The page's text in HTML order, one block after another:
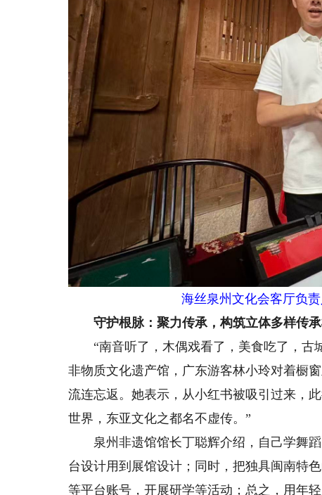
海丝泉州文化会客厅负责
守护根脉：聚力传承，构筑立体多样传
“南音听了，木偶戏看了，美食吃了，古
非物质文化遗产馆，广东游客林小玲对着橱
流连忘返。她表示，从小红书被吸引过来，
世界，东亚文化之都名不虚传。”
泉州非遗馆馆长丁聪辉介绍，自己学舞蹈
台设计用到展馆设计；同时，把独具闽南特
等平台账号，开展研学等活动；总之，用年